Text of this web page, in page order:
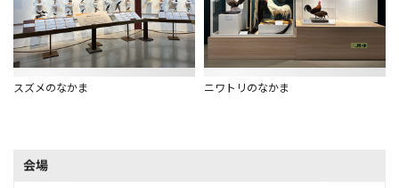
スズメのなかま ニワトリのなかま
会場